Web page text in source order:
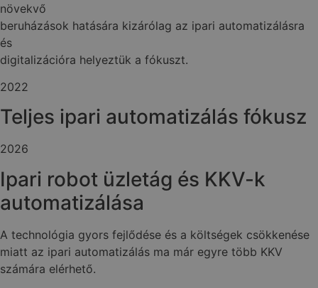
növekvő
beruházások hatására kizárólag az ipari automatizálásra
és
digitalizációra helyeztük a fókuszt.
2022
Teljes ipari automatizálás fókusz
2026
Ipari robot üzletág és KKV-k
automatizálása
A technológia gyors fejlődése és a költségek csökkenése
miatt az ipari automatizálás ma már egyre több KKV
számára elérhető.